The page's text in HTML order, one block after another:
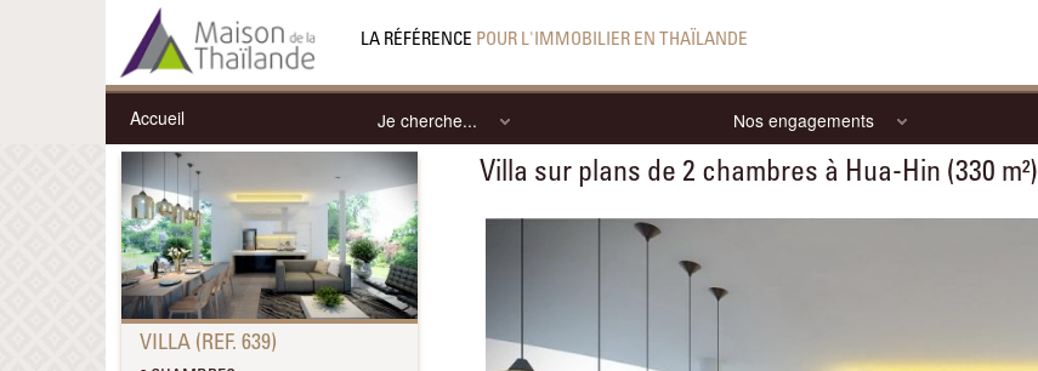
LA RÉFÉRENCE POUR L'IMMOBILIER EN THAÏLANDE
Accueil Je cherche... Nos engagements
VILLA (REF. 639)
Villa sur plans de 2 chambres à Hua-Hin (330 m²)